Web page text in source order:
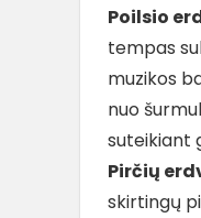
Poilsio
tempas
muzikos
nuo
suteikiant
Pirčių
skirtingų